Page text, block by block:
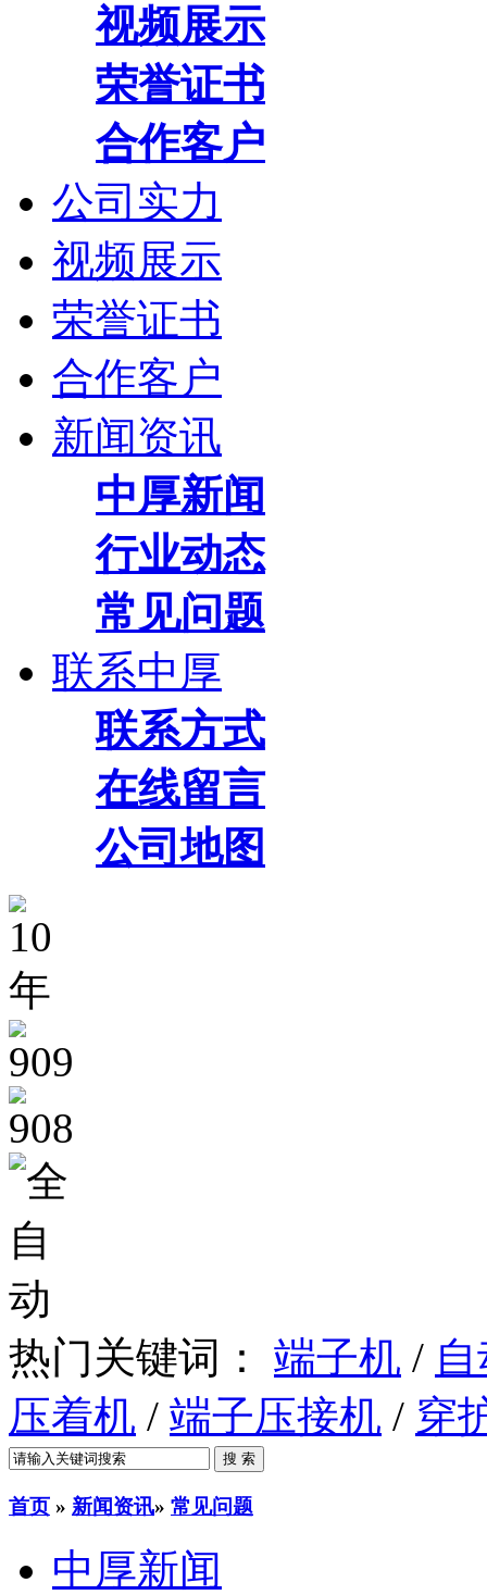
视频展示
荣誉证书
合作客户
公司实力
视频展示
荣誉证书
合作客户
新闻资讯
中厚新闻
行业动态
常见问题
联系中厚
联系方式
在线留言
公司地图
热门关键词： 端子机 /
压着机 / 端子压接机 / 穿
首页 » 新闻资讯» 常见问题
中厚新闻